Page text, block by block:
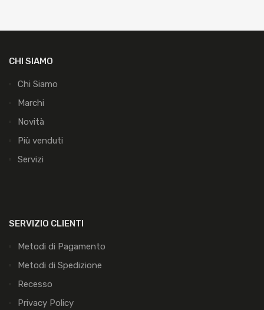
CHI SIAMO
Chi Siamo
Marchi
Novità
Più venduti
Servizi
SERVIZIO CLIENTI
Metodi di Pagamento
Metodi di Spedizione
Recesso
Privacy Policy